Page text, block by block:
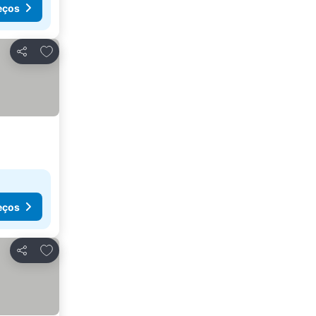
Partilhar
Adicionar aos favoritos
Partilhar
Adicionar aos favoritos